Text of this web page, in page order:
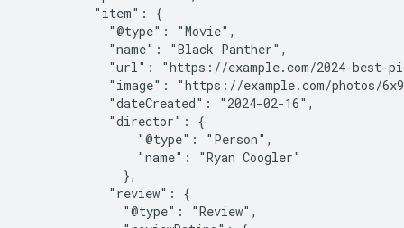
          "item": {
            "@type": "Movie",
            "name": "Black Panther",
"url": "https://example.com/2024-best-
"image": "https://example.com/photos/
            "dateCreated": "2024-02-16",
            "director": {
                "@type": "Person",
                "name": "Ryan Coogler"
              },
            "review": {
              "@type": "Review",